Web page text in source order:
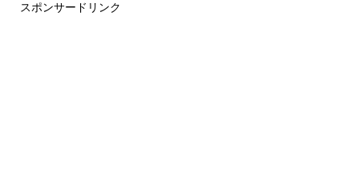
スポンサードリンク